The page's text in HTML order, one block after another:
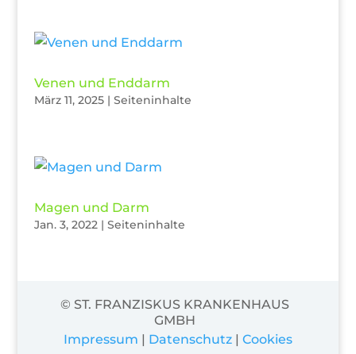
Venen und Enddarm
März 11, 2025| Seiteninhalte
Magen und Darm
Jan. 3, 2022| Seiteninhalte
© ST. FRANZISKUS KRANKENHAUS
GMBH
Impressum | Datenschutz | Cookies